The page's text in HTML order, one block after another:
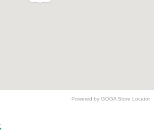
Powered by GOGA Store Locator